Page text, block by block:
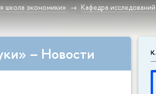
школа экономики»
Кафедра
– Новости